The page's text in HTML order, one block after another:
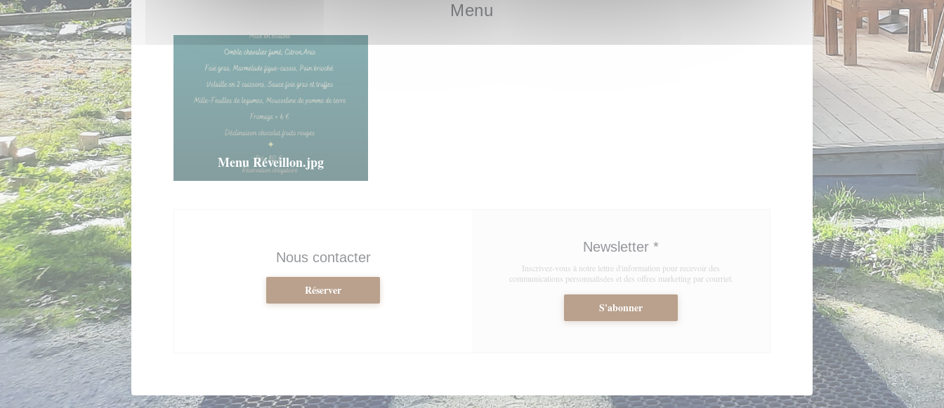
Menu
Menu Réveillon.jpg
Nous contacter
Réserver
Newsletter *
Inscrivez-vous à notre lettre d'information pour recevoir des
communications personnalisées et des offres marketing par courriel.
S'abonner